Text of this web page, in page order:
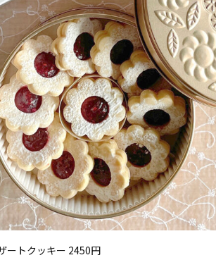
ートクッキー 2450円